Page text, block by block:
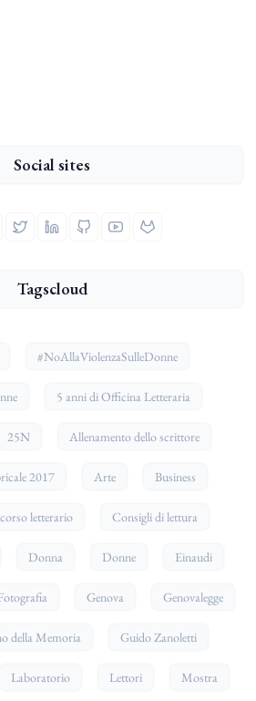
Social sites
Tagscloud
#NoAllaViolenzaSulleDonne
5 anni di Officina Letteraria
25N Allenamento dello scrittore
2017 Arte Business
letterario Consigli di lettura
Donna Donne Einaudi
Genova Genovalegge
della Memoria Guido Zanoletti
Laboratorio Lettori Mostra